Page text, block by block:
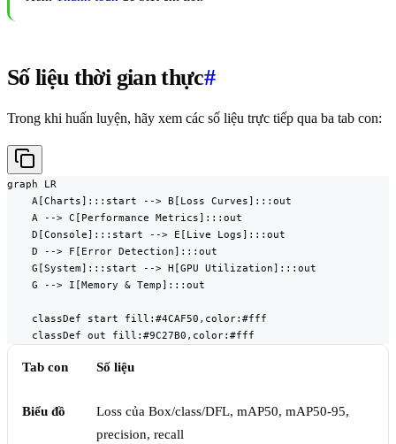
Số liệu thời gian thực#
Trong khi huấn luyện, hãy xem các số liệu trực tiếp qua ba tab con:
graph LR
    A[Charts]:::start --> B[Loss Curves]:::out
    A --> C[Performance Metrics]:::out
    D[Console]:::start --> E[Live Logs]:::out
    D --> F[Error Detection]:::out
    G[System]:::start --> H[GPU Utilization]:::out
    G --> I[Memory & Temp]:::out
    classDef start fill:#4CAF50,color:#fff
    classDef out fill:#9C27B0,color:#fff
Tab con Số liệu
Biểu đồ
Loss của Box/class/DFL, mAP50, mAP50-95,
precision, recall